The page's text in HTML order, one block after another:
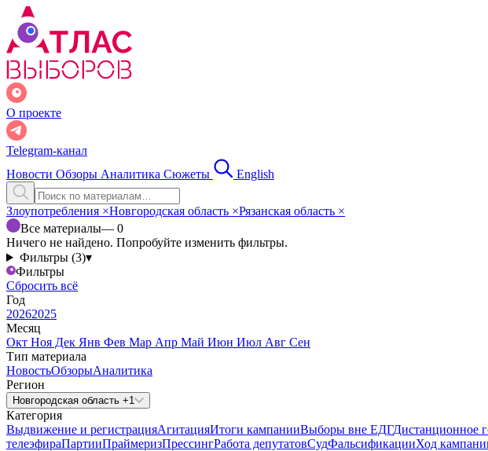
О проекте
Telegram-канал
Новости Обзоры Аналитика Сюжеты English
Злоупотребления ×Новгородская область ×Рязанская область ×
Все материалы— 0
Ничего не найдено. Попробуйте изменить фильтры.
Фильтры (3)▾
Фильтры
Сбросить всё
Год
20262025
Месяц
Окт Ноя Дек Янв Фев Мар Апр Май Июн Июл Авг Сен
Тип материала
НовостьОбзорыАналитика
Регион
Новгородская область +1
Категория
Выдвижение и регистрацияАгитацияИтоги кампанииВыборы вне ЕДГДистанционное
телеэфираПартииПраймеризПрессингРабота депутатовСудФальсификацииХод